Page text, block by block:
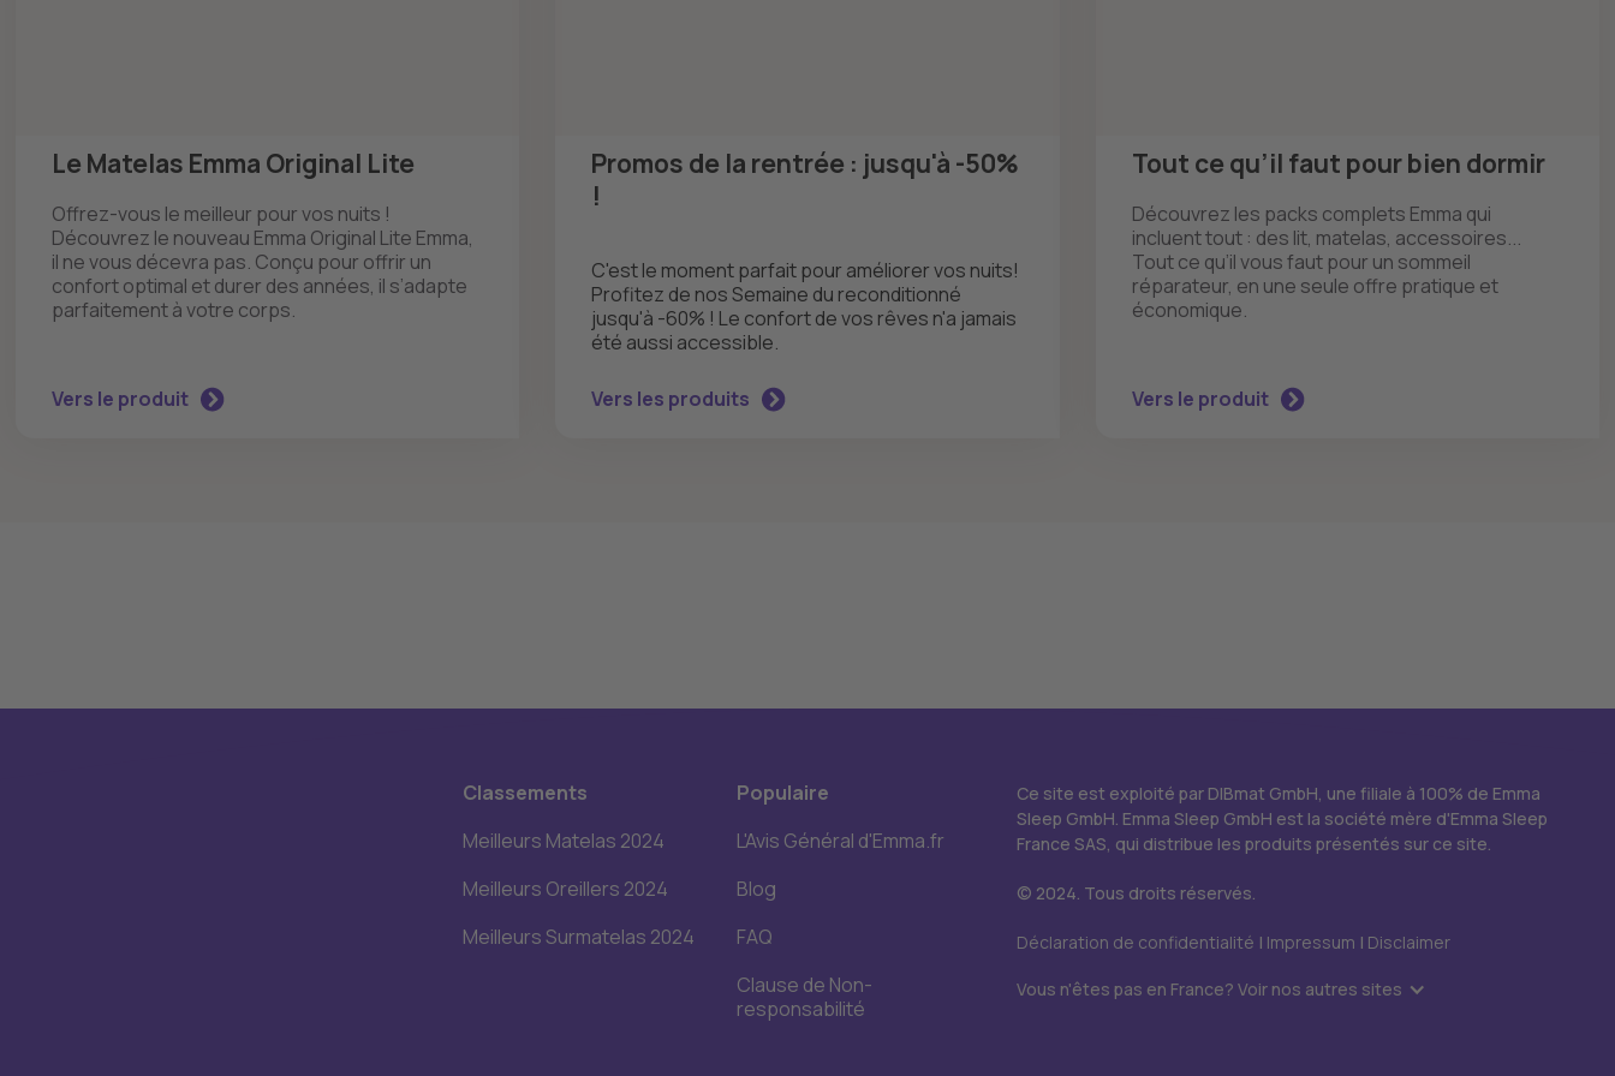
Le Matelas Emma Original Lite
Offrez-vous le meilleur pour vos nuits !
Découvrez le nouveau Emma Original Lite Emma,
il ne vous décevra pas. Conçu pour offrir un
confort optimal et durer des années, il s’adapte
parfaitement à votre corps.
Vers le produit
Promos de la rentrée : jusqu'à -50%
!
C'est le moment parfait pour améliorer vos nuits!
Profitez de nos Semaine du reconditionné
jusqu'à -60% ! Le confort de vos rêves n'a jamais
été aussi accessible.
Vers les produits
Tout ce qu’il faut pour bien dormir
Découvrez les packs complets Emma qui
incluent tout : des lit, matelas, accessoires...
Tout ce qu’il vous faut pour un sommeil
réparateur, en une seule offre pratique et
économique.
Vers le produit
Classements
Meilleurs Matelas 2024
Meilleurs Oreillers 2024
Meilleurs Surmatelas 2024
Populaire
L'Avis Général d'Emma.fr
Blog
FAQ
Clause de Non-
responsabilité
Ce site est exploité par DIBmat GmbH, une filiale à 100% de Emma
Sleep GmbH. Emma Sleep GmbH est la société mère d'Emma Sleep
France SAS, qui distribue les produits présentés sur ce site.
© 2024. Tous droits réservés.
Déclaration de confidentialité | Impressum | Disclaimer
Vous n'êtes pas en France? Voir nos autres sites